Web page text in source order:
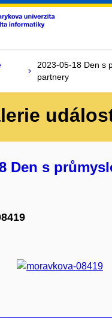
2023-05-18 Den s
partnery
Den s